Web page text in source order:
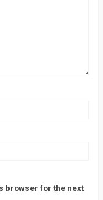
browser for the next